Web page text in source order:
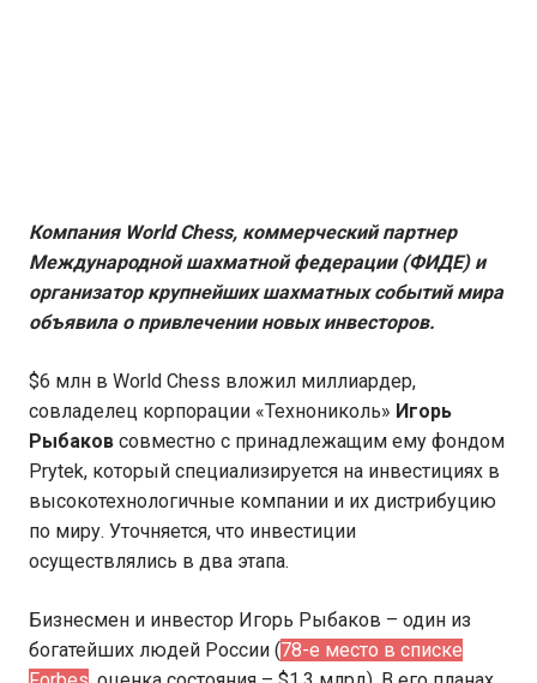
Компания World Chess, коммерческий партнер
Международной шахматной федерации (ФИДЕ) и
организатор крупнейших шахматных событий мира
объявила о привлечении новых инвесторов.
$6 млн в World Chess вложил миллиардер,
совладелец корпорации «Технониколь» Игорь
Рыбаков совместно с принадлежащим ему фондом
Prytek, который специализируется на инвестициях в
высокотехнологичные компании и их дистрибуцию
по миру. Уточняется, что инвестиции
осуществлялись в два этапа.
Бизнесмен и инвестор Игорь Рыбаков – один из
богатейших людей России (78-е место в списке